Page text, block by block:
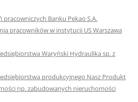
pracowniczych Banku Pekao S.A.
pracowników w instytucji US Warszawa
Waryński Hydraulika sp. z
produkcyjnego Nasz Produkt
np. zabudowanych nieruchomości